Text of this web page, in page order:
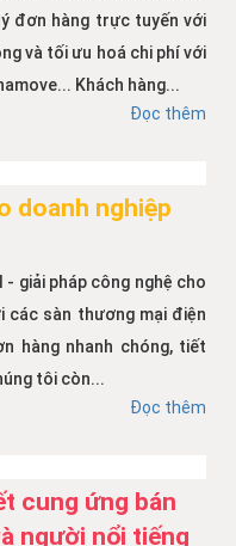
đơn hàng trực tuyến với
và tối ưu hoá chi phí với
Khách hàng...
Đọc thêm
doanh nghiệp
giải pháp công nghệ cho
các sàn thương mại điện
hàng nhanh chóng, tiết
tôi còn...
Đọc thêm
cung ứng bán
người nổi tiếng